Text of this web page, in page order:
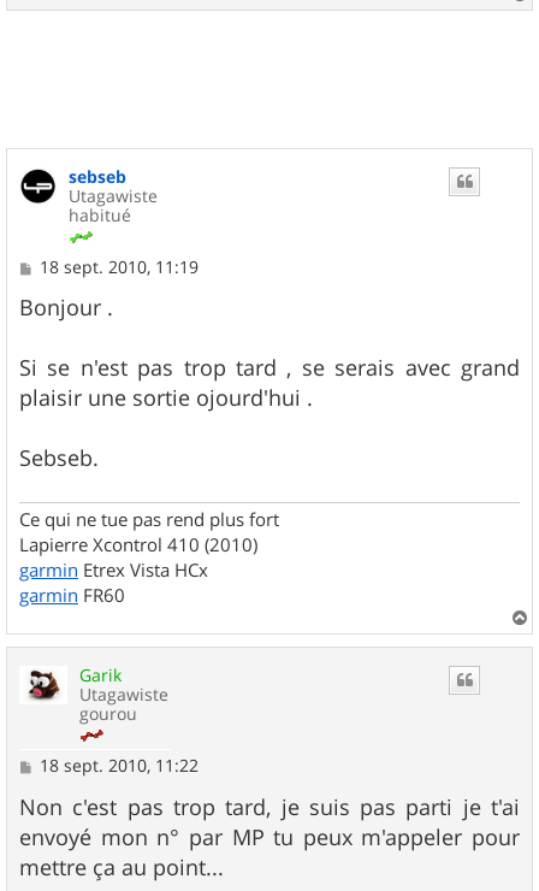
a
sebseb
Utagawiste
habitué
M
s
s
g
e
18 sept. 2010, 11:19
Bonjour .
Si se n'est pas trop tard , se serais avec grand
plaisir une sortie ojourd'hui .
Sebseb.
Ce qui ne tue pas rend plus fort
Lapierre Xcontrol 410 (2010)
garmin Etrex Vista HCx
garmin FR60
a
Garik
Utagawiste
gourou
M
s
s
a
g
e
18 sept. 2010, 11:22
Non c'est pas trop tard, je suis pas parti je t'ai
envoyé mon n° par MP tu peux m'appeler pour
mettre ça au point...